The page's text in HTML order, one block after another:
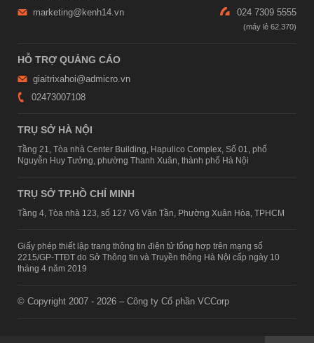
marketing@kenh14.vn 024 7309 5555
HỖ TRỢ QUẢNG CÁO
giaitrixahoi@admicro.vn
02473007108
TRỤ SỞ HÀ NỘI
Tầng 21, Tòa nhà Center Building, Hapulico Complex, Số 01, phố
Nguyễn Huy Tưởng, phường Thanh Xuân, thành phố Hà Nội
TRỤ SỞ TP.HỒ CHÍ MINH
Tầng 4, Tòa nhà 123, số 127 Võ Văn Tần, Phường Xuân Hòa, TPHCM
Giấy phép thiết lập trang thông tin điện tử tổng hợp trên mạng số
2215/GP-TTĐT do Sở Thông tin và Truyền thông Hà Nội cấp ngày 10
tháng 4 năm 2019
© Copyright 2007 - 2026 – Công ty Cổ phần VCCorp